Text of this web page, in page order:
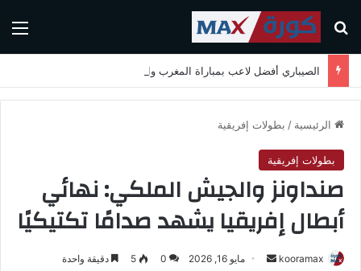
بحث عن
الرئيسية / بطولات إفريقية
بطولات إفريقية
صنداونز والجيش الملكي: نهائي
أبطال إفريقيا يشهد صدامًا تكتيكيًا
kooramax مايو 16, 2026 0
5 دقيقة واحدة